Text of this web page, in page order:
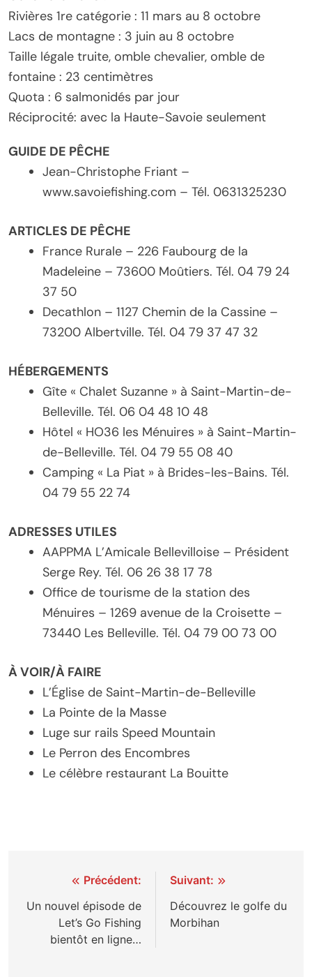
Rivières 1re catégorie : 11 mars au 8 octobre
Lacs de montagne : 3 juin au 8 octobre
Taille légale truite, omble chevalier, omble de
fontaine : 23 centimètres
Quota : 6 salmonidés par jour
Réciprocité: avec la Haute-Savoie seulement
GUIDE DE PÊCHE
Jean-Christophe Friant –
www.savoiefishing.com – Tél. 0631325230
ARTICLES DE PÊCHE
France Rurale – 226 Faubourg de la
Madeleine – 73600 Moûtiers. Tél. 04 79 24
37 50
Decathlon – 1127 Chemin de la Cassine –
73200 Albertville. Tél. 04 79 37 47 32
HÉBERGEMENTS
Gîte « Chalet Suzanne » à Saint-Martin-de-
Belleville. Tél. 06 04 48 10 48
Hôtel « HO36 les Ménuires » à Saint-Martin-
de-Belleville. Tél. 04 79 55 08 40
Camping « La Piat » à Brides-les-Bains. Tél.
04 79 55 22 74
ADRESSES UTILES
AAPPMA L’Amicale Bellevilloise – Président
Serge Rey. Tél. 06 26 38 17 78
Office de tourisme de la station des
Ménuires – 1269 avenue de la Croisette –
73440 Les Belleville. Tél. 04 79 00 73 00
À VOIR/À FAIRE
L’Église de Saint-Martin-de-Belleville
La Pointe de la Masse
Luge sur rails Speed Mountain
Le Perron des Encombres
Le célèbre restaurant La Bouitte
Navigation
de
l’article
Précédent:
Un nouvel épisode de
Let’s Go Fishing
bientôt en ligne…
Suivant:
Découvrez le golfe du
Morbihan